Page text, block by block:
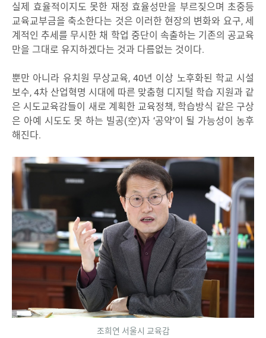
실제 효율적이지도 못한 재정 효율성만을 부르짖으며 초중등
교육교부금을 축소한다는 것은 이러한 현장의 변화와 요구, 세
계적인 추세를 무시한 채 학업 중단이 속출하는 기존의 공교육
만을 그대로 유지하겠다는 것과 다름없는 것이다.
뿐만 아니라 유치원 무상교육, 40년 이상 노후화된 학교 시설
보수, 4차 산업혁명 시대에 따른 맞춤형 디지털 학습 지원과 같
은 시도교육감들이 새로 계획한 교육정책, 학습방식 같은 구상
은 아예 시도도 못 하는 빌공(空)자 ‘공약’이 될 가능성이 농후
해진다.
조희연 서울시 교육감